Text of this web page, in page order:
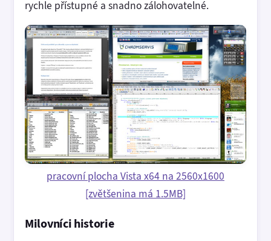
rychle přístupné a snadno zálohovatelné.
pracovní plocha Vista x64 na 2560x1600
[zvětšenina má 1.5MB]
Milovníci historie